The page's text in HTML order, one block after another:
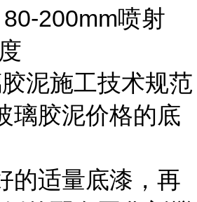
80-200mm喷射
度
泥施工技术规范
璃胶泥价格的底
的适量底漆，再